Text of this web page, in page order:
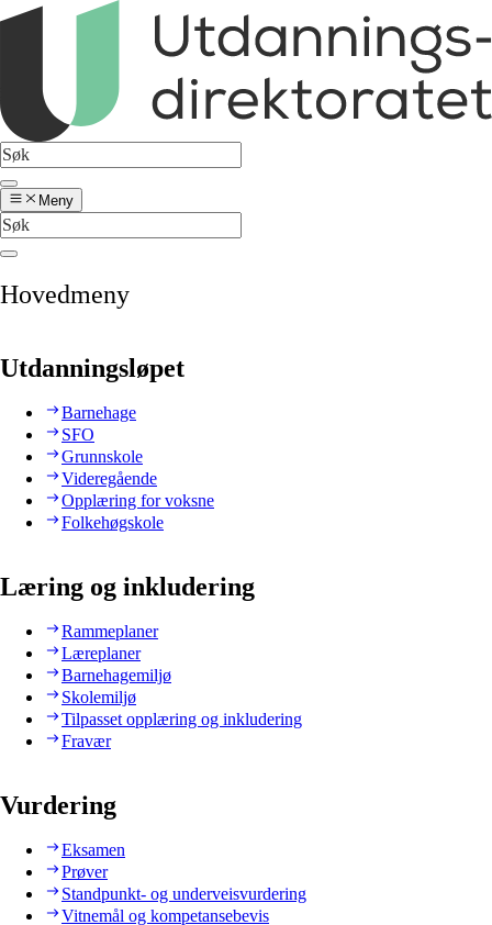
Meny
Hovedmeny
Utdanningsløpet
Barnehage
SFO
Grunnskole
Videregående
Opplæring for voksne
Folkehøgskole
Læring og inkludering
Rammeplaner
Læreplaner
Barnehagemiljø
Skolemiljø
Tilpasset opplæring og inkludering
Fravær
Vurdering
Eksamen
Prøver
Standpunkt- og underveisvurdering
Vitnemål og kompetansebevis